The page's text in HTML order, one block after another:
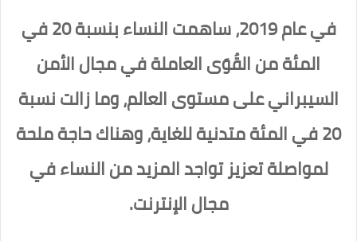
في عام 2019، ساهمت النساء بنسبة 20 في
المئة من القُوَى العاملة في مجال الأمن
السيبراني على مستوى العالم، وما زالت نسبة
20 في المئة متدنية للغاية، وهناك حاجة ملحة
لمواصلة تعزيز تواجد المزيد من النساء في
مجال الإنترنت.